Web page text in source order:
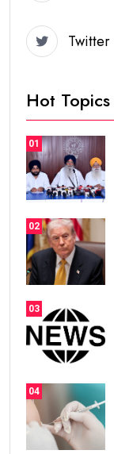
Twitter
Hot Topics
01
02
03
04